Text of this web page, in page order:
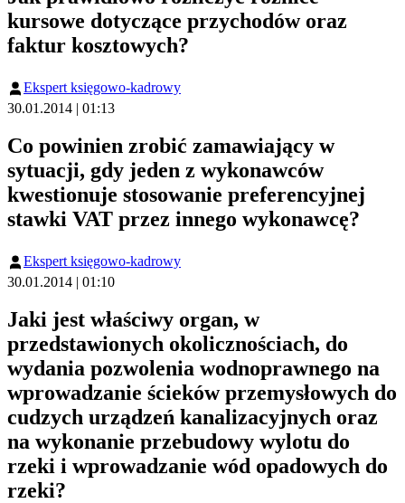
kursowe dotyczące przychodów oraz
faktur kosztowych?
Ekspert księgowo-kadrowy
30.01.2014 | 01:13
Co powinien zrobić zamawiający w
sytuacji, gdy jeden z wykonawców
kwestionuje stosowanie preferencyjnej
stawki VAT przez innego wykonawcę?
Ekspert księgowo-kadrowy
30.01.2014 | 01:10
Jaki jest właściwy organ, w
przedstawionych okolicznościach, do
wydania pozwolenia wodnoprawnego na
wprowadzanie ścieków przemysłowych do
cudzych urządzeń kanalizacyjnych oraz
na wykonanie przebudowy wylotu do
rzeki i wprowadzanie wód opadowych do
rzeki?